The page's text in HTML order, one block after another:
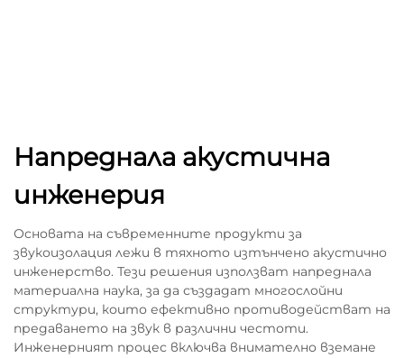
Напреднала акустична
инженерия
Основата на съвременните продукти за
звукоизолация лежи в тяхното изтънчено акустично
инженерство. Тези решения използват напреднала
материална наука, за да създадат многослойни
структури, които ефективно противодействат на
предаването на звук в различни честоти.
Инженерният процес включва внимателно вземане